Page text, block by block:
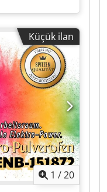
2.180 mm,
yükseklik:
, yakıt türü:
kW (32,63 bg),
/ kılavuz,
Available ⚡
costs are
on the delivery
personalized
available – 1 unit
✅ 2-year
no production
Küçük ilan
1 /20